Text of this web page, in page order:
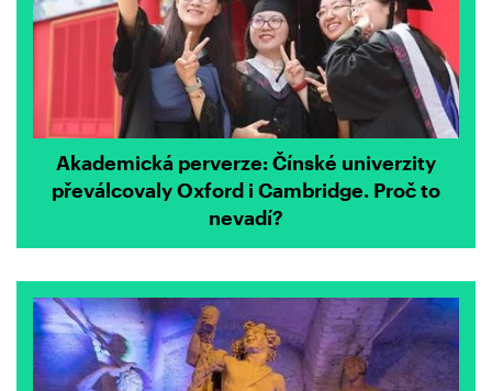
Akademická perverze: Čínské univerzity
převálcovaly Oxford i Cambridge. Proč to
nevadí?